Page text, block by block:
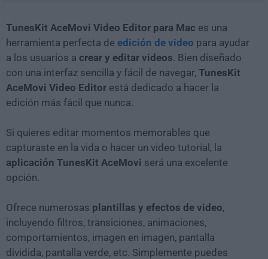
TunesKit AceMovi Video Editor para Mac es una
herramienta perfecta de edición de video para ayudar
a los usuarios a crear y editar videos. Bien diseñado
con una interfaz sencilla y fácil de navegar, TunesKit
AceMovi Video Editor está dedicado a hacer la
edición más fácil que nunca.
Si quieres editar momentos memorables que
capturaste en la vida o hacer un video tutorial, la
aplicación TunesKit AceMovi será una excelente
opción.
Ofrece numerosas plantillas y efectos de video,
incluyendo filtros, transiciones, animaciones,
comportamientos, imagen en imagen, pantalla
dividida, pantalla verde, etc. Simplemente puedes